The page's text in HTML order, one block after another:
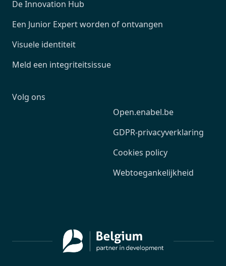
De Innovation Hub
Een Junior Expert worden of ontvangen
Visuele identiteit
Meld een integriteitsissue
Open.enabel.be
GDPR-privacyverklaring
Cookies policy
Webtoegankelijkheid
Volg ons